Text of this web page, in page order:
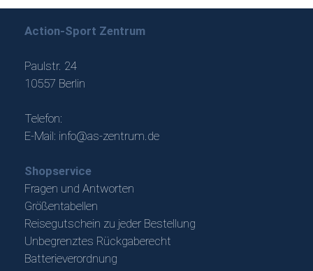
Action-Sport Zentrum
Paulstr. 24
10557 Berlin
Telefon:
E-Mail: info@as-zentrum.de
Shopservice
Fragen und Antworten
Größentabellen
Reisegutschein zu jeder Bestellung
Unbegrenztes Rückgaberecht
Batterieverordnung